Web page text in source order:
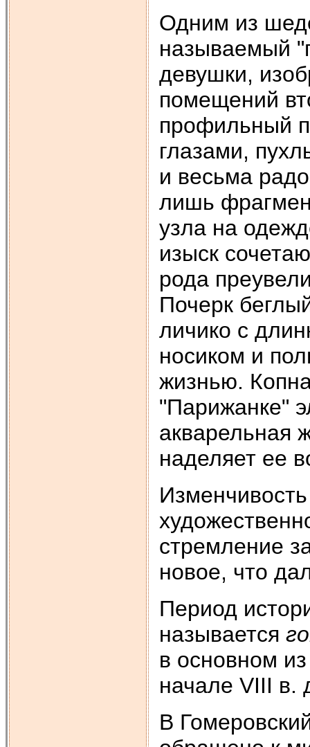
Одним из
называемый
девушки,
помещений
профильный
глазами,
и весьма
лишь
узла на
изыск
рода
Почерк
личико с
носиком и
жизнью.
"Парижанке"
акварельная
наделяет ее
стремление
новое, что
Период
называется
в основном
начале VIII в.
В